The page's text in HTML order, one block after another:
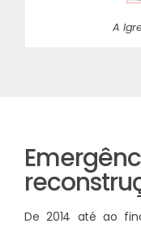
A
De 2014 até ao